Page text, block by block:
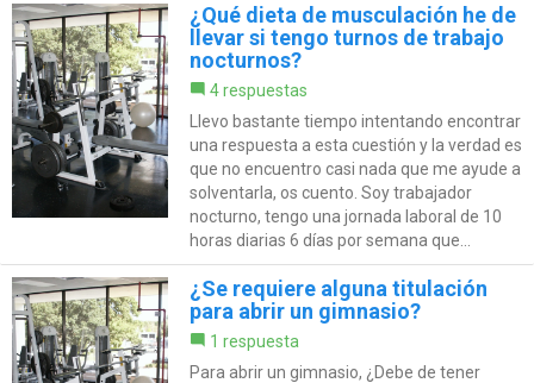
¿Qué dieta de musculación he de
llevar si tengo turnos de trabajo
nocturnos?
4 respuestas
Llevo bastante tiempo intentando encontrar
una respuesta a esta cuestión y la verdad es
que no encuentro casi nada que me ayude a
solventarla, os cuento. Soy trabajador
nocturno, tengo una jornada laboral de 10
horas diarias 6 días por semana que...
¿Se requiere alguna titulación
para abrir un gimnasio?
1 respuesta
Para abrir un gimnasio, ¿Debe de tener